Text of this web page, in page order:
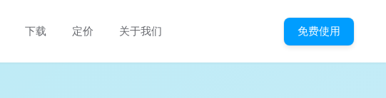
下载 定价 关于我们 免费使用